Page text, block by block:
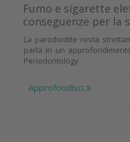
Fumo e sigarette
conseguenze per la
La parodontite resta
parla in un
Periodontology
Approfondisci